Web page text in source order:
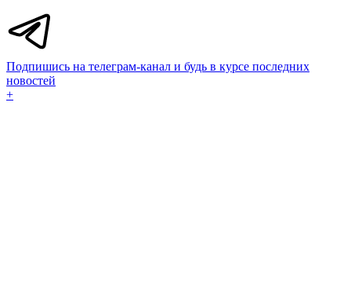
Подпишись на телеграм-канал и будь в курсе последних
новостей
+